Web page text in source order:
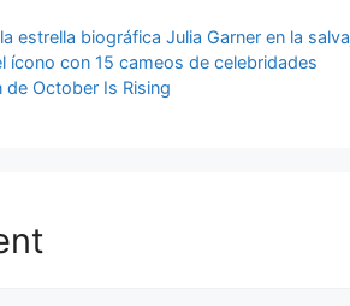
estrella biográfica Julia Garner en la
ícono con 15 cameos de celebridades
de October Is Rising